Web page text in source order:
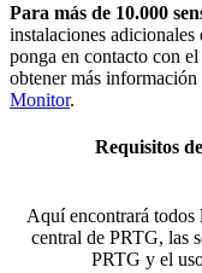
Para más de 10.000
instalaciones
ponga en contacto con el
obtener más
Monitor.
Requisitos
Aquí encontrará todos
central de PRTG, las
PRTG y el